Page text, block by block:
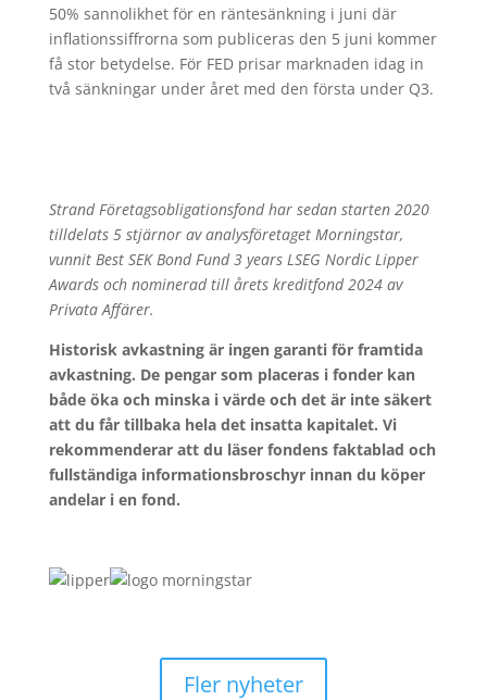
50% sannolikhet för en räntesänkning i juni där
inflationssiffrorna som publiceras den 5 juni kommer
få stor betydelse. För FED prisar marknaden idag in
två sänkningar under året med den första under Q3.
Strand Företagsobligationsfond har sedan starten 2020
tilldelats 5 stjärnor av analysföretaget Morningstar,
vunnit Best SEK Bond Fund 3 years LSEG Nordic Lipper
Awards och nominerad till årets kreditfond 2024 av
Privata Affärer.
Historisk avkastning är ingen garanti för framtida
avkastning. De pengar som placeras i fonder kan
både öka och minska i värde och det är inte säkert
att du får tillbaka hela det insatta kapitalet. Vi
rekommenderar att du läser fondens faktablad och
fullständiga informationsbroschyr innan du köper
andelar i en fond.
Fler nyheter